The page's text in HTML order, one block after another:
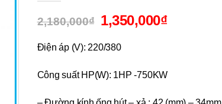
2,180,000₫ 1,350,000₫
Điện áp (V): 220/380
Công suất HP(W): 1HP -750KW